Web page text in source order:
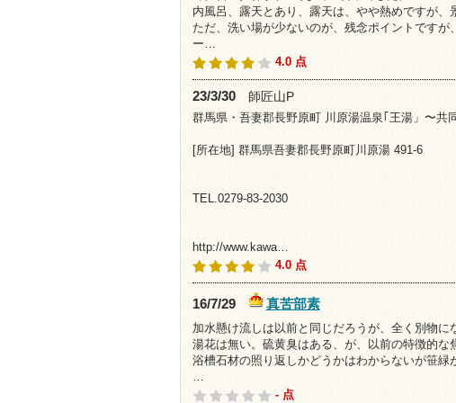
内風呂、露天とあり、露天は、やや熱めですが、
ただ、洗い場が少ないのが、残念ポイントです
ー…
4.0 点
23/3/30 師匠山P
群馬県・吾妻郡長野原町 川原湯温泉｢王湯」〜共
[所在地] 群馬県吾妻郡長野原町川原湯 491-6
TEL.0279-83-2030
http://www.kawa…
4.0 点
16/7/29
真苦部素
加水懸け流しは以前と同じだろうが、全く別物に
湯花は無い。硫黄臭はある、が、以前の特徴的な
浴槽石材の照り返しかどうかはわからないが笹緑
…
- 点